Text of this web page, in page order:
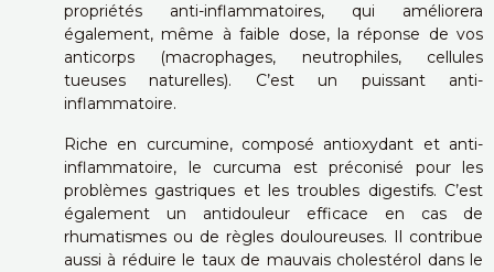
propriétés anti-inflammatoires, qui améliorera
également, même à faible dose, la réponse de vos
anticorps (macrophages, neutrophiles, cellules
tueuses naturelles). C’est un puissant anti-
inflammatoire.
Riche en curcumine, composé antioxydant et anti-
inflammatoire, le curcuma est préconisé pour les
problèmes gastriques et les troubles digestifs. C’est
également un antidouleur efficace en cas de
rhumatismes ou de règles douloureuses. Il contribue
aussi à réduire le taux de mauvais cholestérol dans le